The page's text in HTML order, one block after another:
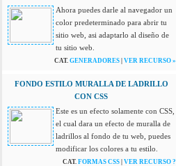
Ahora puedes darle al navegador un
color predeterminado para abrir tu
sitio web, asi adaptarlo al diseño de
tu sitio web.
CAT. GENERADORES| VER RECURSO »
FONDO ESTILO MURALLA DE LADRILLO
CON CSS
Este es un efecto solamente con CSS,
el cual dara un efecto de muralla de
ladrillos al fondo de tu web, puedes
modificar los colores a tu estilo.
CAT. FORMAS CSS| VER RECURSO ?